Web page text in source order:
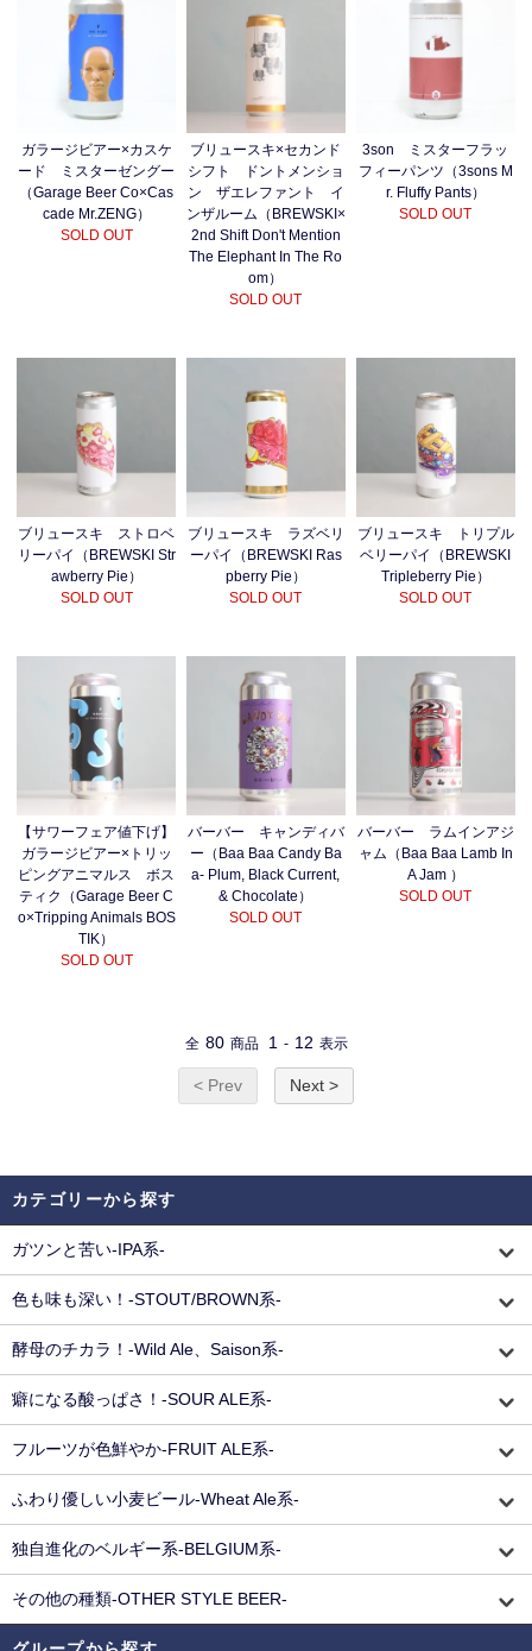
ガラージビアー×カスケ
ード ミスターゼングー
（Garage Beer Co×Cas
cade Mr.ZENG）
SOLD OUT
ブリュースキ×セカンド
シフト ドントメンショ
ン ザエレファント イ
ンザルーム（BREWSKI×
2nd Shift Don't Mention
The Elephant In The Ro
om）
SOLD OUT
3son ミスターフラッ
フィーパンツ（3sons M
r. Fluffy Pants）
SOLD OUT
ブリュースキ ストロベ
リーパイ（BREWSKI Str
awberry Pie）
SOLD OUT
ブリュースキ ラズベリ
ーパイ（BREWSKI Ras
pberry Pie）
SOLD OUT
ブリュースキ トリプル
ベリーパイ（BREWSKI
Tripleberry Pie）
SOLD OUT
【サワーフェア値下げ】
ガラージビアー×トリッ
ピングアニマルス ボス
ティク（Garage Beer C
o×Tripping Animals BOS
TIK）
SOLD OUT
バーバー キャンディバ
ー（Baa Baa Candy Ba
a- Plum, Black Current,
& Chocolate）
SOLD OUT
バーバー ラムインアジ
ャム（Baa Baa Lamb In
A Jam ）
SOLD OUT
全 80 商品 1 - 12 表示
< Prev Next >
カテゴリーから探す
ガツンと苦い-IPA系-
色も味も深い！-STOUT/BROWN系-
酵母のチカラ！-Wild Ale、Saison系-
癖になる酸っぱさ！-SOUR ALE系-
フルーツが色鮮やか-FRUIT ALE系-
ふわり優しい小麦ビール-Wheat Ale系-
独自進化のベルギー系-BELGIUM系-
その他の種類-OTHER STYLE BEER-